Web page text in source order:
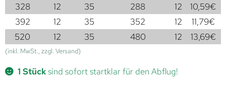
328
12 35 288 12 10,59€
392
12 35 352 12 11,79€
520
12 35 480 12 13,69€
(inkl. MwSt., zzgl. Versand)
1 Stücksind sofort startklar für den Abflug!